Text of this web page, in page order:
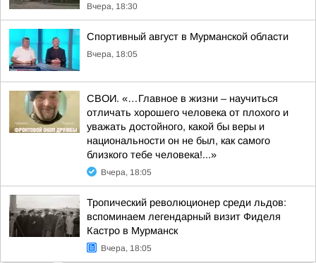
Вчера, 18:30
Спортивный август в Мурманской области
Вчера, 18:05
СВОИ. «…Главное в жизни – научиться
отличать хорошего человека от плохого и
уважать достойного, какой бы веры и
национальности он не был, как самого
близкого тебе человека!...»
Вчера, 18:05
Тропический революционер среди льдов:
вспоминаем легендарный визит Фиделя
Кастро в Мурманск
Вчера, 18:05